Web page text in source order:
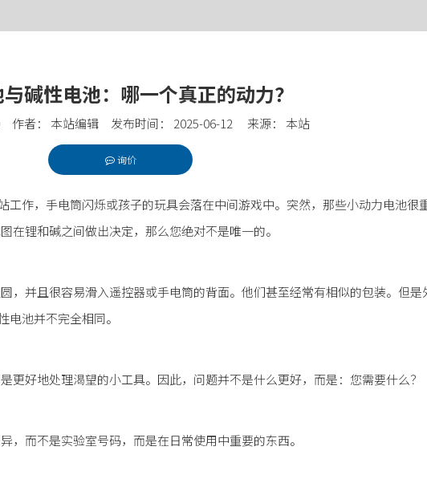
碱性电池：哪一个真正的动力？
作者： 本站编辑 发布时间： 2025-06-12 来源： 本站
询价
作，手电筒闪烁或孩子的玩具会落在中间游戏中。突然，那些小动力电池很
在锂和碱之间做出决定，那么您绝对不是唯一的。
，并且很容易滑入遥控器或手电筒的背面。他们甚至经常有相似的包装。但是
电池并不完全相同。
更好地处理渴望的小工具。因此，问题并不是什么更好，而是：您需要什么？
，而不是实验室号码，而是在日常使用中重要的东西。